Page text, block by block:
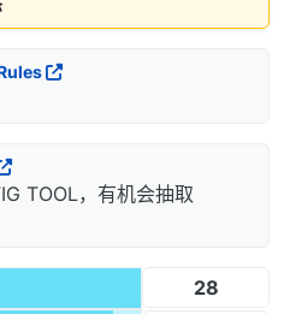
TOOL，有机会抽取
28